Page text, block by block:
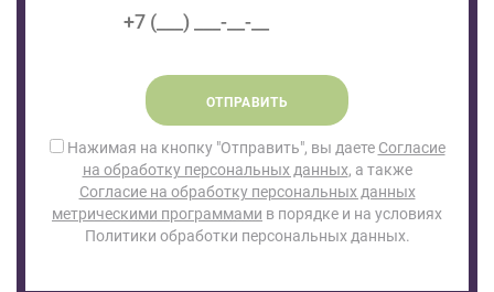
ОТПРАВИТЬ
Нажимая на кнопку "Отправить", вы даете Согласие
на обработку персональных данных, а также
Согласие на обработку персональных данных
метрическими программами в порядке и на условиях
Политики обработки персональных данных.